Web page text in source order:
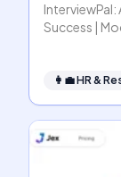
Success |
👩‍💼HR &